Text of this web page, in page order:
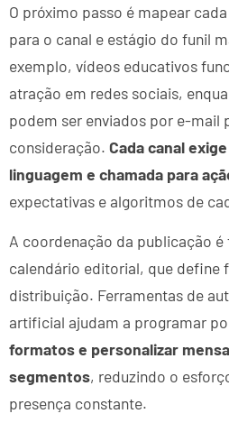
O próximo passo é mapear
para o canal e estágio do funil
exemplo, vídeos educativos
atração em redes sociais,
podem ser enviados por e-mail
consideração. Cada canal
linguagem e chamada para
expectativas e algoritmos de
A coordenação da publicação
calendário editorial, que define
distribuição. Ferramentas de
artificial ajudam a programar
formatos e personalizar
segmentos, reduzindo o
presença constante.